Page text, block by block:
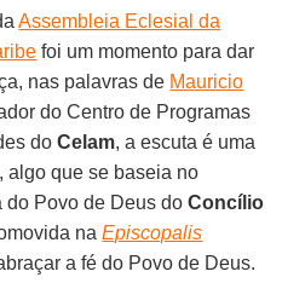
Assembleia Eclesial da
foi um momento para dar
nas palavras de Mauricio
do Centro de Programas
doCelam, a escuta é uma
algo que se baseia no
do Povo de Deus doConcílio
naEpiscopalis
a fé do Povo de Deus.